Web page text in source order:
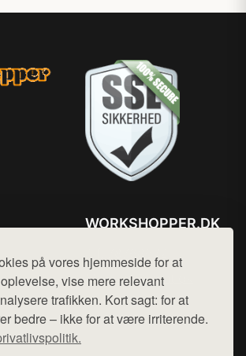
på vores hjemmeside for at
vise mere relevant
trafikken. Kort sagt: for at
bedre – ikke for at være irriterende.
WORKSHOPPER.DK
Mail: hej@want.dk
Cookie- og privatlivspolitik